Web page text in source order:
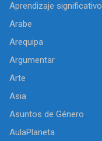
Aprendizaje significativo
Arabe
Arequipa
Argumentar
Arte
Asia
Asuntos de Género
AulaPlaneta